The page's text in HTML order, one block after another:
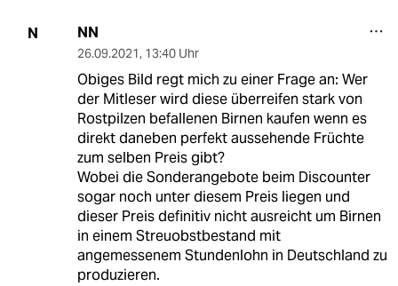
N NN
26.09.2021, 13:40 Uhr
Obiges Bild regt mich zu einer Frage an: Wer
der Mitleser wird diese überreifen stark von
Rostpilzen befallenen Birnen kaufen wenn es
direkt daneben perfekt aussehende Früchte
zum selben Preis gibt?
Wobei die Sonderangebote beim Discounter
sogar noch unter diesem Preis liegen und
dieser Preis definitiv nicht ausreicht um Birnen
in einem Streuobstbestand mit
angemessenem Stundenlohn in Deutschland zu
produzieren.